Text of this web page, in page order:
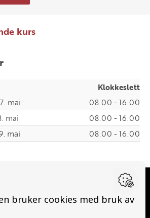
kurs
Klokkeslett
mai
08.00 - 16.00
mai
08.00 - 16.00
mai 08.00 - 16.00